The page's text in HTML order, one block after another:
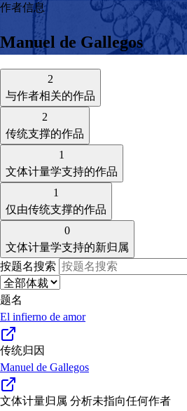
作者信息
Manuel de Gallegos
2
与作者相关的作品
2
传统支撑的作品
1
文体计量学支持的作品
1
仅由传统支撑的作品
0
文体计量学支持的新归属
按题名搜索
题名
El infierno de amor
传统归因
Manuel de Gallegos
文体计量归属 分析未指向任何作者